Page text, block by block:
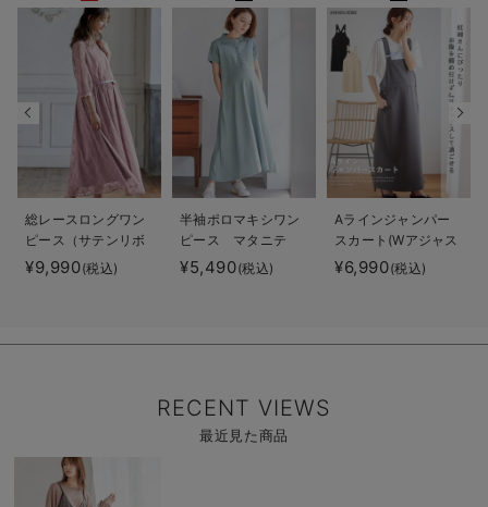
総レースロングワン
ピース（サテンリボ
ンベルト付） マタ
ニティ・授乳服【出
¥9,990(税込)
半袖ポロマキシワン
ピース マタニテ
ィ・授乳服【出産後
も長く使える】
¥5,490(税込)
Aラインジャンパー
スカート(Wアジャス
ター付) マタニテ
ィ・授乳服【出産後
¥6,990(税込)
RECENT VIEWS
最近見た商品
商